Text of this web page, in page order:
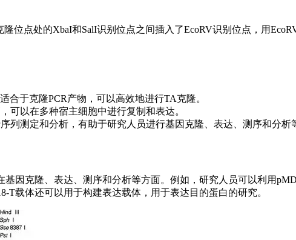
位点处的XbaI和SalI识别位点之间插入了EcoRV识别位点，用
合于克隆PCR产物，可以高效地进行TA克隆。
可以在多种宿主细胞中进行复制和表达。
列测定和分析，有助于研究人员进行基因克隆、表达、测序和分析
因克隆、表达、测序和分析等方面。例如，研究人员可以利用
载体还可以用于构建表达载体，用于表达目的蛋白的研究。